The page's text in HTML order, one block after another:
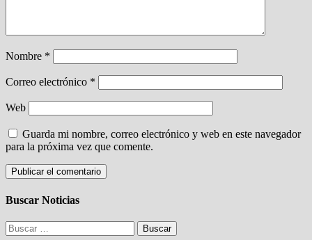
Nombre *
Correo electrónico *
Web
Guarda mi nombre, correo electrónico y web en este navegador
para la próxima vez que comente.
Buscar Noticias
Buscar: